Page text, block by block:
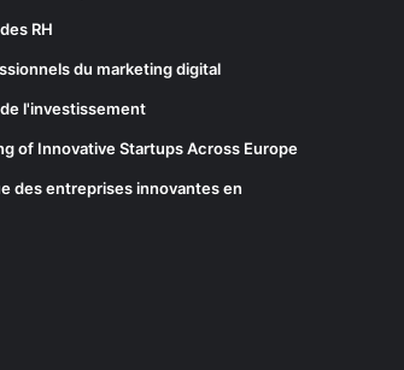
RH
du marketing digital
l'investissement
of Innovative Startups Across Europe
des entreprises innovantes en